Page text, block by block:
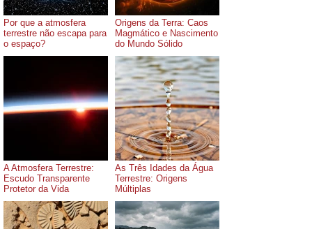
Por que a atmosfera
terrestre não escapa para
o espaço?
Origens da Terra: Caos
Magmático e Nascimento
do Mundo Sólido
A Atmosfera Terrestre:
Escudo Transparente
Protetor da Vida
As Três Idades da Água
Terrestre: Origens
Múltiplas